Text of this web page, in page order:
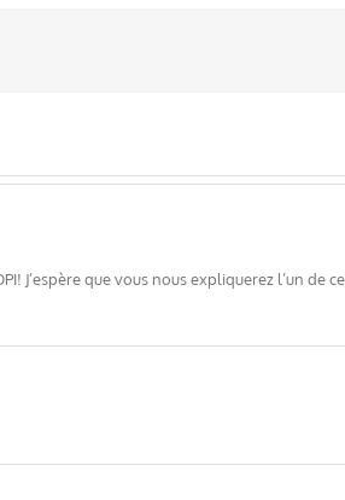
J’espère que vous nous expliquerez l’un de